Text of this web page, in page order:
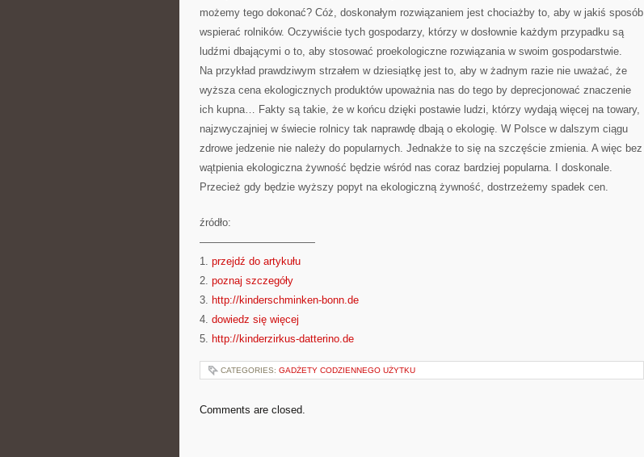
możemy tego dokonać? Cóż, doskonałym rozwiązaniem jest chociażby to, aby w jakiś sposób
wspierać rolników. Oczywiście tych gospodarzy, którzy w dosłownie każdym przypadku są
ludźmi dbającymi o to, aby stosować proekologiczne rozwiązania w swoim gospodarstwie.
Na przykład prawdziwym strzałem w dziesiątkę jest to, aby w żadnym razie nie uważać, że
wyższa cena ekologicznych produktów upoważnia nas do tego by deprecjonować znaczenie
ich kupna… Fakty są takie, że w końcu dzięki postawie ludzi, którzy wydają więcej na towary,
najzwyczajniej w świecie rolnicy tak naprawdę dbają o ekologię. W Polsce w dalszym ciągu
zdrowe jedzenie nie należy do popularnych. Jednakże to się na szczęście zmienia. A więc bez
wątpienia ekologiczna żywność będzie wśród nas coraz bardziej popularna. I doskonale.
Przecież gdy będzie wyższy popyt na ekologiczną żywność, dostrzeżemy spadek cen.
źródło:
———————————
1. przejdź do artykułu
2. poznaj szczegóły
3. http://kinderschminken-bonn.de
4. dowiedz się więcej
5. http://kinderzirkus-datterino.de
CATEGORIES: GADŻETY CODZIENNEGO UŻYTKU
Comments are closed.